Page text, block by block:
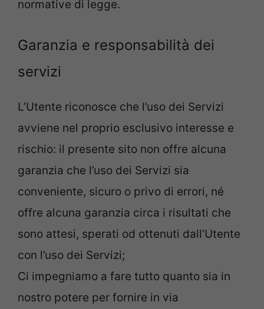
normative di legge.
Garanzia e responsabilità dei
servizi
L’Utente riconosce che l’uso dei Servizi
avviene nel proprio esclusivo interesse e
rischio: il presente sito non offre alcuna
garanzia che l’uso dei Servizi sia
conveniente, sicuro o privo di errori, né
offre alcuna garanzia circa i risultati che
sono attesi, sperati od ottenuti dall’Utente
con l’uso dei Servizi;
Ci impegniamo a fare tutto quanto sia in
nostro potere per fornire in via